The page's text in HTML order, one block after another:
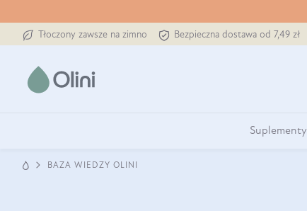
Tłoczony zawsze na zimno Bezpieczna dostawa od 7,49 zł
Suplementy
BAZA WIEDZY OLINI